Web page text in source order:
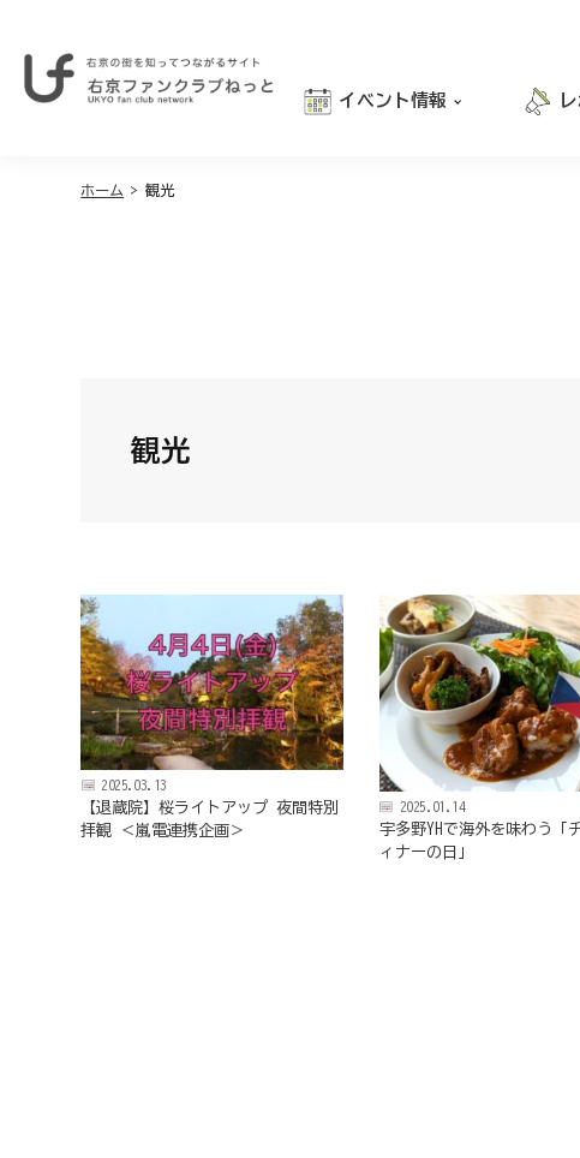
イベント情報
ホーム >観光
観光
2025.03.13
【退蔵院】桜ライトアップ 夜間特別
拝観 ＜嵐電連携企画＞
2025.01.14
宇多野YHで海外を味わう「
ィナーの日」